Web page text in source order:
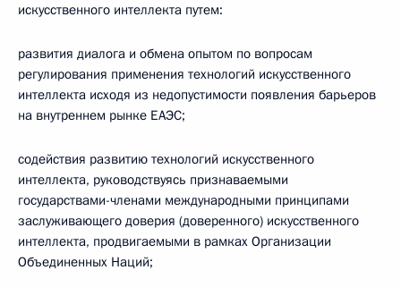
искусственного интеллекта путем:
развития диалога и обмена опытом по вопросам
регулирования применения технологий искусственного
интеллекта исходя из недопустимости появления барьеров
на внутреннем рынке ЕАЭС;
содействия развитию технологий искусственного
интеллекта, руководствуясь признаваемыми
государствами-членами международными принципами
заслуживающего доверия (доверенного) искусственного
интеллекта, продвигаемыми в рамках Организации
Объединенных Наций;